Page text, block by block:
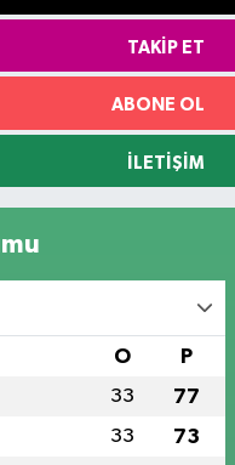
TAKIP ET
ABONE OL
İLETIŞIM
O P
33 77
33 73